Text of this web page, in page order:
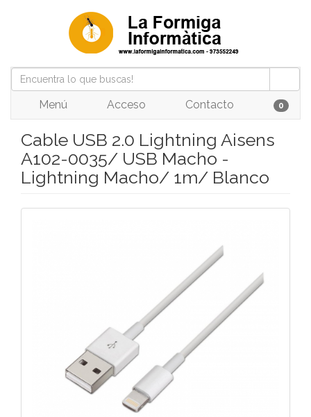
Menú Acceso Contacto 0
Cable USB 2.0 Lightning Aisens
A102-0035/ USB Macho -
Lightning Macho/ 1m/ Blanco